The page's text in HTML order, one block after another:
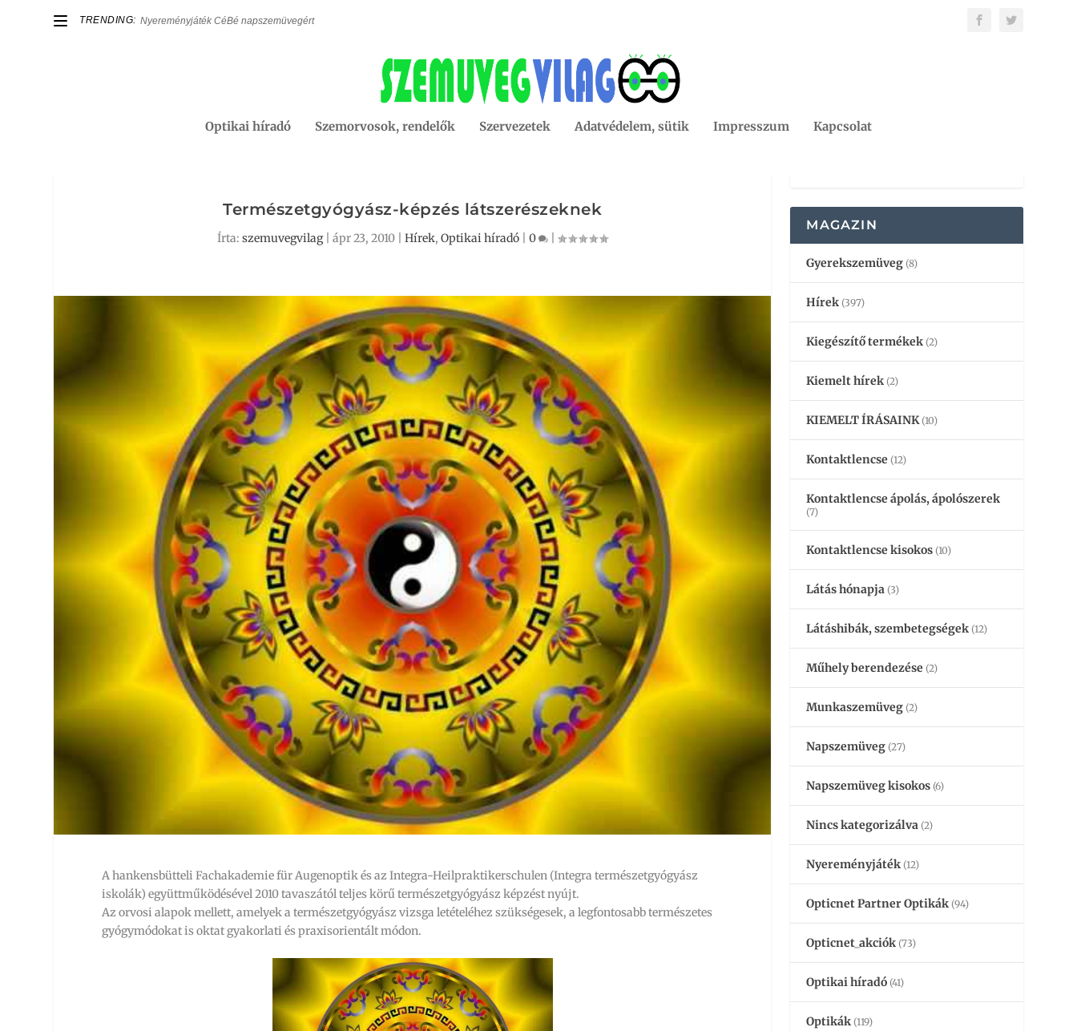
TRENDING: Nyereményjáték CéBé napszemüvegért
Optikai híradó Szemorvosok, rendelők Szervezetek Adatvédelem, sütik Impresszum Kapcsolat
Természetgyógyász-képzés látszerészeknek
Írta:szemuvegvilag|ápr 23, 2010 |Hírek,Optikai híradó |0 |
A hankensbütteli Fachakademie für Augenoptik és az Integra-Heilpraktikerschulen (Integra természetgyógyász
iskolák) együttműködésével 2010 tavaszától teljes körű természetgyógyász képzést nyújt.
Az orvosi alapok mellett, amelyek a természetgyógyász vizsga letételéhez szükségesek, a legfontosabb természetes
gyógymódokat is oktat gyakorlati és praxisorientált módon.
MAGAZIN
Gyerekszemüveg (8)
Hírek (397)
Kiegészítő termékek (2)
Kiemelt hírek (2)
KIEMELT ÍRÁSAINK(10)
Kontaktlencse (12)
Kontaktlencse ápolás, ápolószerek
(7)
Kontaktlencse kisokos (10)
Látás hónapja (3)
Látáshibák, szembetegségek (12)
Műhely berendezése (2)
Munkaszemüveg (2)
Napszemüveg (27)
Napszemüveg kisokos (6)
Nincs kategorizálva (2)
Nyereményjáték (12)
Opticnet Partner Optikák (94)
Opticnet_akciók (73)
Optikai híradó (41)
Optikák (119)